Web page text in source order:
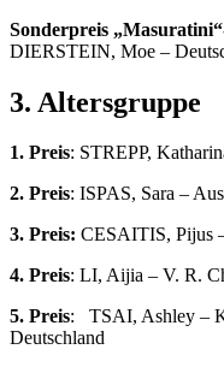
Sonderpreis
DIERSTEIN, Moe –
3. Altersgruppe
1. Preis: STREPP,
2. Preis: ISPAS, Sara –
3. Preis: CESAITIS, Pijus
4. Preis: LI, Aijia – V. R.
5. Preis: TSAI, Ashley –
Deutschland